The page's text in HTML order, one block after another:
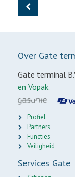
Over Gate
Gate terminal
en Vopak.
Profiel
Partners
Functies
Veiligheid
Services Gate